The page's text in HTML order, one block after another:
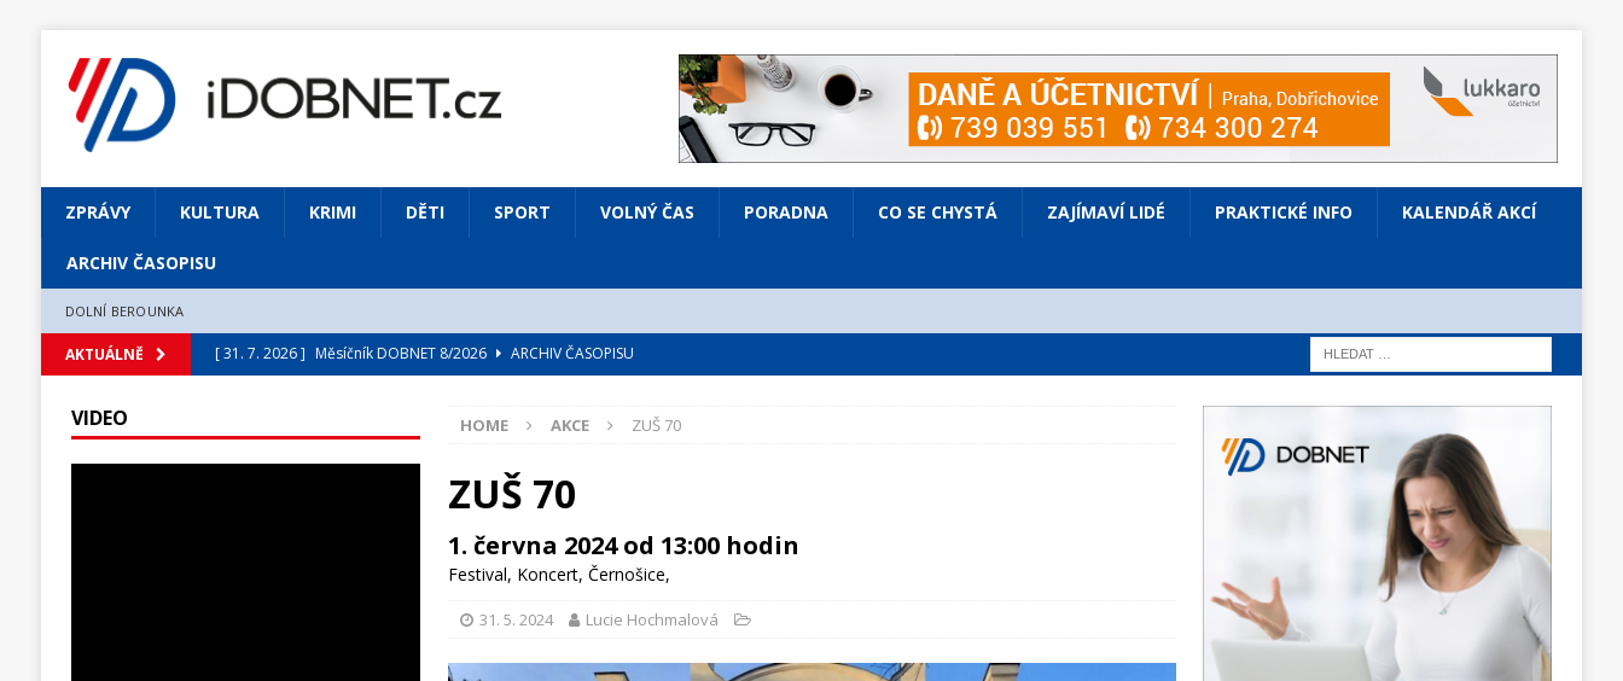
ZPRÁVY KULTURA KRIMI DĚTI SPORT VOLNÝ ČAS PORADNA CO SE CHYSTÁ ZAJÍMAVÍ LIDÉ PRAKTICKÉ INFO KALENDÁŘ AKCÍ
ARCHIV ČASOPISU
DOLNÍ BEROUNKA
AKTUÁLNĚ [ 31. 7. 2026 ] Měsíčník DOBNET 8/2026
ARCHIV ČASOPISU
[ 31. 7. 2026 ] Jednou Slavoj, vždycky Slavoj!
VOLNÝ ČAS
Zámek Liteň rozezní hvězdně obsazená Prodaná nevěsta
HOME AKCE ZUŠ 70
ZUŠ 70
1. června 2024 od 13:00 hodin
Festival, Koncert,Černošice,
31. 5. 2024 Lucie Hochmalová
VIDEO